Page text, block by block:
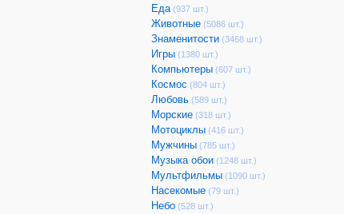
Еда (937 шт.)
Животные (5086 шт.)
Знаменитости (3468 шт.)
Игры (1380 шт.)
Компьютеры (607 шт.)
Космос (804 шт.)
Любовь (589 шт.)
Морские (318 шт.)
Мотоциклы (416 шт.)
Мужчины (785 шт.)
Музыка обои (1248 шт.)
Мультфильмы (1090 шт.)
Насекомые (79 шт.)
Небо (528 шт.)